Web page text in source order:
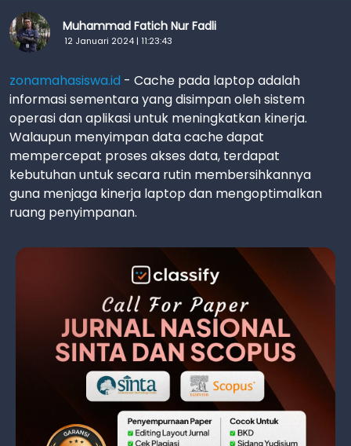
Muhammad Fatich Nur Fadli
12 Januari 2024 | 11:23:43
zonamahasiswa.id - Cache pada laptop adalah
informasi sementara yang disimpan oleh sistem
operasi dan aplikasi untuk meningkatkan kinerja.
Walaupun menyimpan data cache dapat
mempercepat proses akses data, terdapat
kebutuhan untuk secara rutin membersihkannya
guna menjaga kinerja laptop dan mengoptimalkan
ruang penyimpanan.